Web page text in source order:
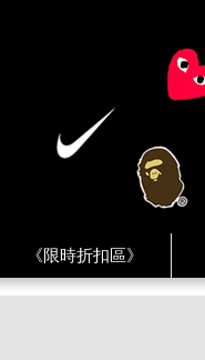
《限時折扣區》
《HUMAN MADE》